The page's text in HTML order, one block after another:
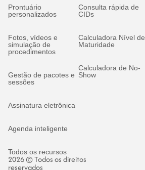
Prontuário
personalizados
Fotos, vídeos e
simulação de
procedimentos
Gestão de pacotes e
sessões
Assinatura eletrônica
Agenda inteligente
Todos os recursos
Consulta rápida de
CIDs
Calculadora Nível de
Maturidade
Calculadora de No-
Show
2026 © Todos os direitos
reservados